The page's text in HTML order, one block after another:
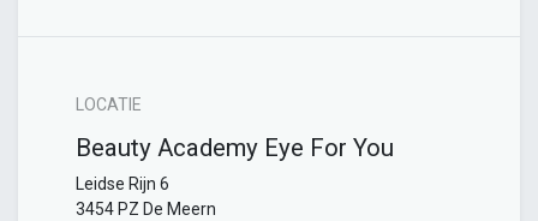
LOCATIE
Beauty Academy Eye For You
Leidse Rijn 6
3454 PZ De Meern